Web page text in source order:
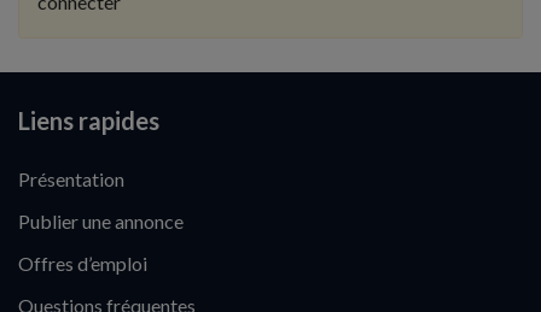
Liens rapides
Présentation
Publier une annonce
Offres d’emploi
Questions fréquentes